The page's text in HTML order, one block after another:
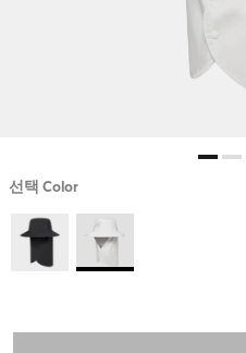
선택 Color